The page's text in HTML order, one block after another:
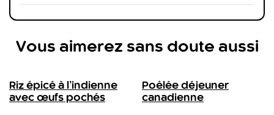
Vous aimerez sans doute aussi
Riz épicé à l’indienne
avec œufs pochés
Poêlée déjeuner
canadienne